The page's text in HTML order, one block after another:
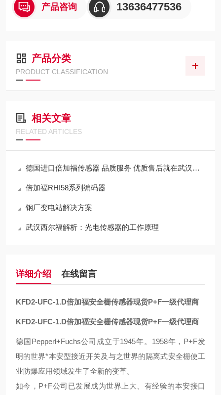
产品咨询 13636477536
产品分类
PRODUCT CLASSIFICATION
相关文章
RELATED ARTICLES
德国进口倍加福传感器 品质服务 优质售后就在武汉西尔福
倍加福RHI58系列编码器
钢厂变电站解决方案
武汉西尔福解析：光电传感器的工作原理
详细介绍 在线留言
KFD2-UFC-1.D倍加福安全栅传感器现货P+F一级代理商
KFD2-UFC-1.D倍加福安全栅传感器现货P+F一级代理商
德国Pepperl+Fuchs公司成立于1945年。1958年，P+F发
明的世界*本安型接近开关及与之世界的隔离式安全栅使工
业防爆应用领域发生了全新的变革。
如今，P+F公司已发展成为世界上大、有经验的本安接口